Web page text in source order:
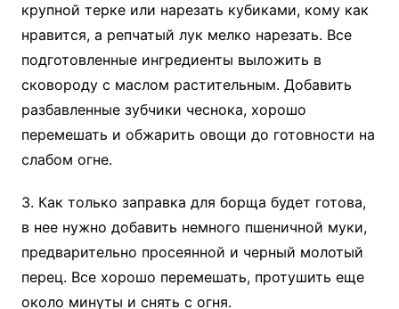
крупной терке или нарезать кубиками, кому как
нравится, а репчатый лук мелко нарезать. Все
подготовленные ингредиенты выложить в
сковороду с маслом растительным. Добавить
разбавленные зубчики чеснока, хорошо
перемешать и обжарить овощи до готовности на
слабом огне.
3. Как только заправка для борща будет готова,
в нее нужно добавить немного пшеничной муки,
предварительно просеянной и черный молотый
перец. Все хорошо перемешать, протушить еще
около минуты и снять с огня.